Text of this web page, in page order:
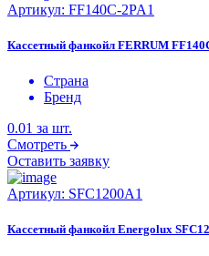
Артикул: FF140C-2PA1
Кассетный фанкойл FERRUM
Страна
Бренд
0.01 за шт.
Смотреть
Оставить заявку
Артикул: SFC1200A1
Кассетный фанкойл Energolux